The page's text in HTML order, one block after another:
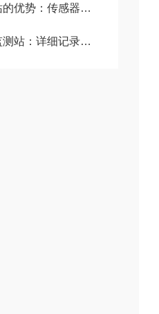
以独立测量温度、湿度、电导率参数
情数据，为农业科研试验田提供支撑